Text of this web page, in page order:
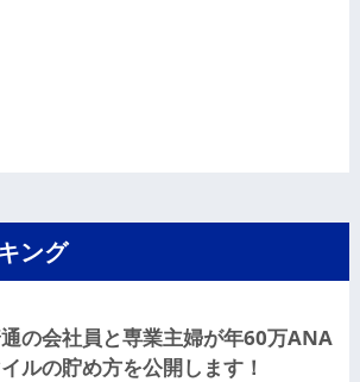
ング
の会社員と専業主婦が年60万ANA
ルの貯め方を公開します！